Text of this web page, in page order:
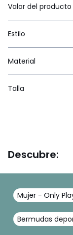
Valor del producto
Estilo
Material
Talla
Descubre:
Mujer - Only
Bermudas